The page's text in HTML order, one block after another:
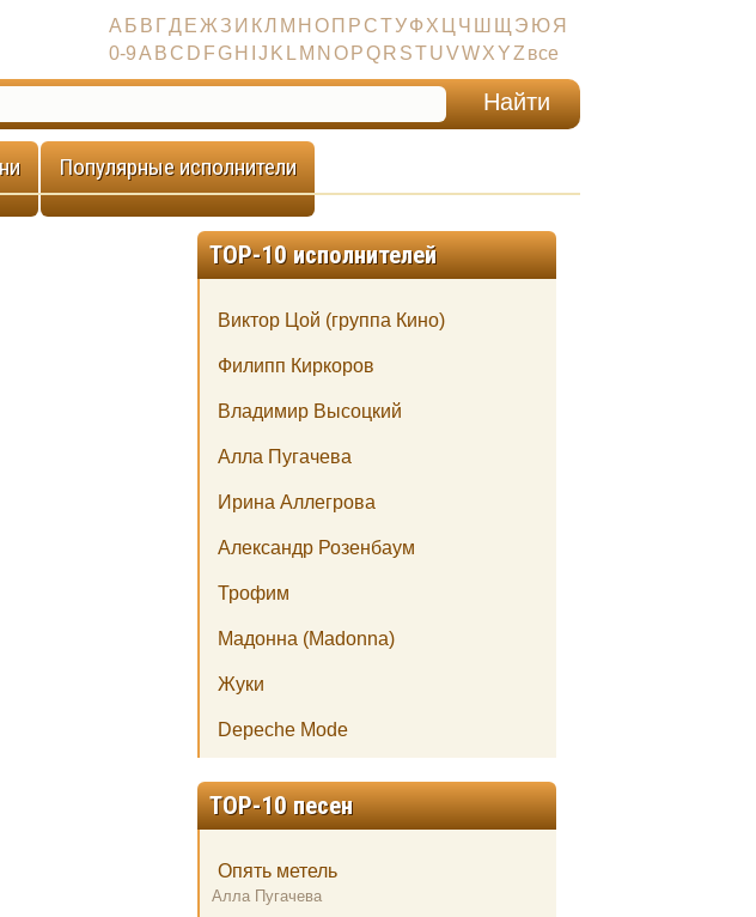
А Б В ГД Е Ж З И КЛ М Н О П Р СТУФХ Ц Ч Ш Щ Э ЮЯ
0-9A B C D F G H J K L M N O PQ R STUVWXYZ все
Популярные исполнители
TOP-10 исполнителей
Виктор Цой (группа Кино)
Филипп Киркоров
Владимир Высоцкий
Алла Пугачева
Ирина Аллегрова
Александр Розенбаум
Трофим
Мадонна (Madonna)
Жуки
Depeche Mode
TOP-10 песен
Опять метель
Алла Пугачева